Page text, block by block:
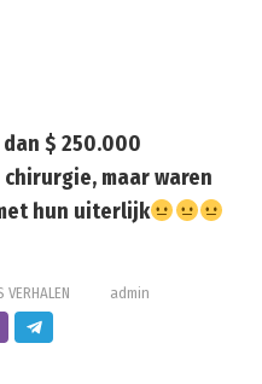
$ 250.000
maar waren
hun uiterlijk
VERHALEN admin